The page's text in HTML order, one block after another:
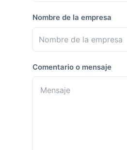
Nombre de la empresa
Comentario o mensaje